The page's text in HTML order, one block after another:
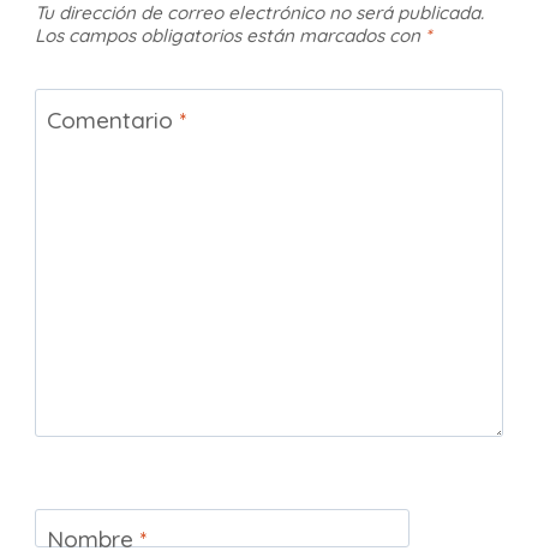
Tu dirección de correo electrónico no será publicada.
Los campos obligatorios están marcados con *
Comentario *
Nombre*